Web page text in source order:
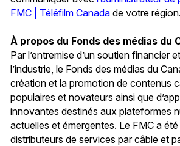
FMC | Téléfilm Canada de votre région.
À propos du Fonds des médias du
Par l’entremise d’un soutien financier
l’industrie, le Fonds des médias du
création et la promotion de contenus
populaires et novateurs ainsi que
innovantes destinés aux plateformes
actuelles et émergentes. Le FMC a
distributeurs de services par câble et